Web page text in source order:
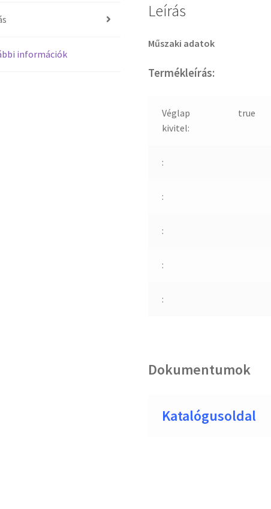
információk
Leírás
Műszaki adatok
Termékleírás:
Véglap
kivitel:
true
:
:
:
:
:
Dokumentumok
Katalógusoldal